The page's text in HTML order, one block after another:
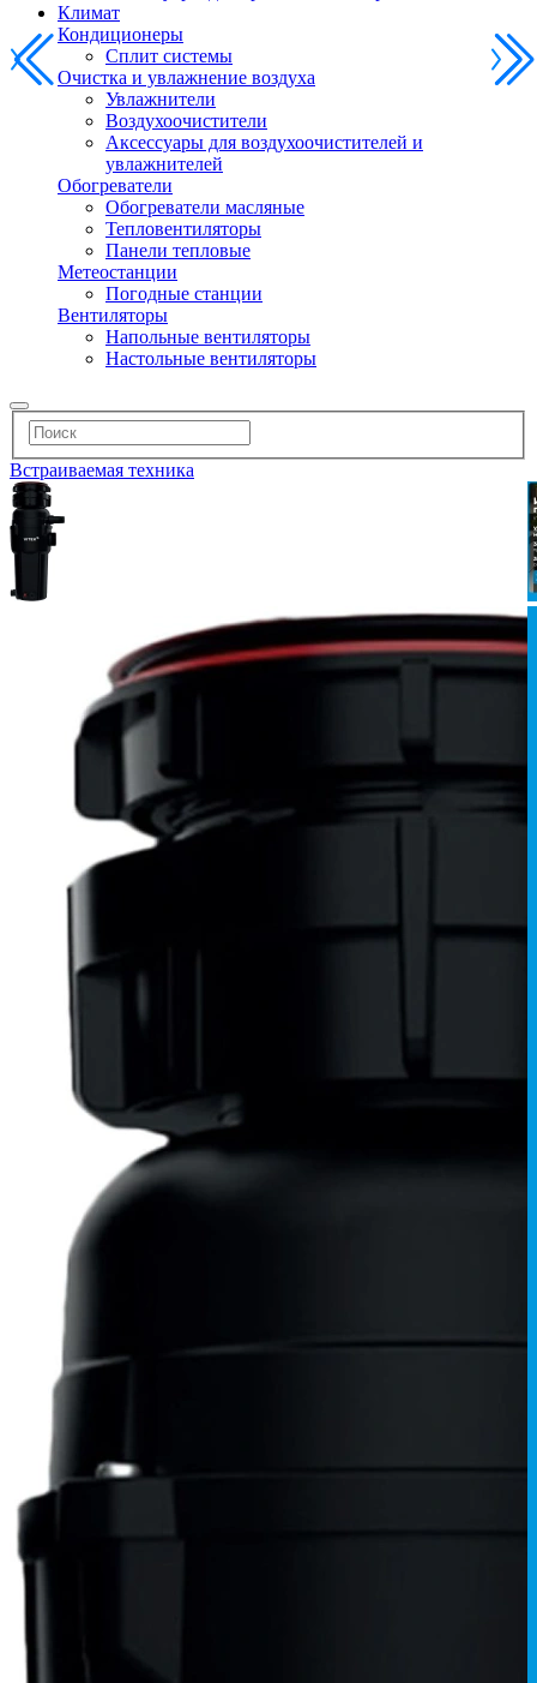
Климат
Кондиционеры
Сплит системы
Очистка и увлажнение воздуха
Увлажнители
Воздухоочистители
Аксессуары для воздухоочистителей и
увлажнителей
Обогреватели
Обогреватели масляные
Тепловентиляторы
Панели тепловые
Метеостанции
Погодные станции
Вентиляторы
Напольные вентиляторы
Настольные вентиляторы
Встраиваемая техника